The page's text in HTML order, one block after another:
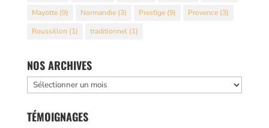
Mayotte(9) Normandie(3) Prestige(9) Provence(3)
Roussillon (1) traditionnel(1)
NOS ARCHIVES
Nos
archives
TÉMOIGNAGES